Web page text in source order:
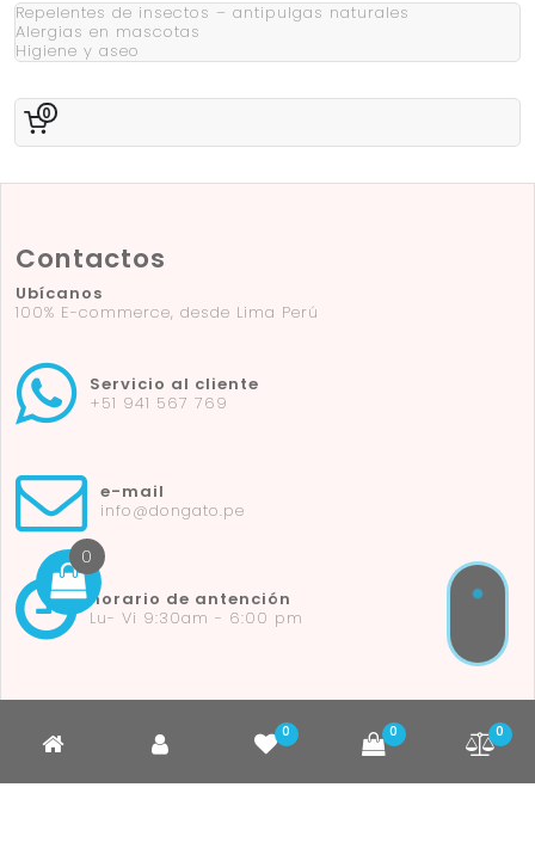
Repelentes de insectos – antipulgas naturales
Alergias en mascotas
Higiene y aseo
0
Contactos
Ubícanos
100% E-commerce, desde Lima Perú
Servicio al cliente
+51 941 567 769
e-mail
info@dongato.pe
horario de antención
Lu- Vi 9:30am - 6:00 pm
0
0 0 0